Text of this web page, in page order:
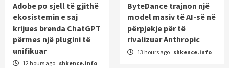
Adobe po sjell të gjithë
ekosistemin e saj
krijues brenda ChatGPT
përmes një plugini të
unifikuar
12 hours ago shkence.info
ByteDance trajnon një
model masiv të AI-së në
përpjekje për të
rivalizuar Anthropic
13 hours ago shkence.info